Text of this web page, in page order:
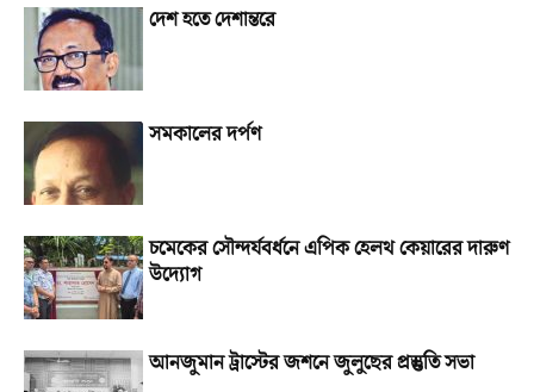
দেশ হতে দেশান্তরে
সমকালের দর্পণ
চমেকের সৌন্দর্যবর্ধনে এপিক হেলথ কেয়ারের দারুণ
উদ্যোগ
আনজুমান ট্রাস্টের জশনে জুলুছের প্রস্তুতি সভা